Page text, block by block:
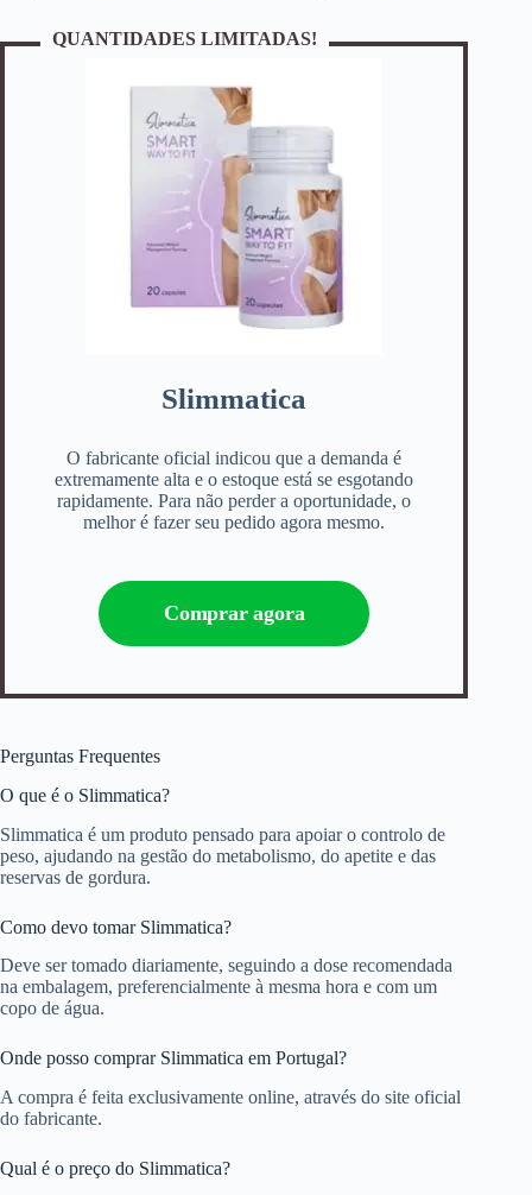
QUANTIDADES LIMITADAS!
Slimmatica
O fabricante oficial indicou que a demanda é
extremamente alta e o estoque está se esgotando
rapidamente. Para não perder a oportunidade, o
melhor é fazer seu pedido agora mesmo.
Comprar agora
Perguntas Frequentes
O que é o Slimmatica?
Slimmatica é um produto pensado para apoiar o controlo de
peso, ajudando na gestão do metabolismo, do apetite e das
reservas de gordura.
Como devo tomar Slimmatica?
Deve ser tomado diariamente, seguindo a dose recomendada
na embalagem, preferencialmente à mesma hora e com um
copo de água.
Onde posso comprar Slimmatica em Portugal?
A compra é feita exclusivamente online, através do site oficial
do fabricante.
Qual é o preço do Slimmatica?